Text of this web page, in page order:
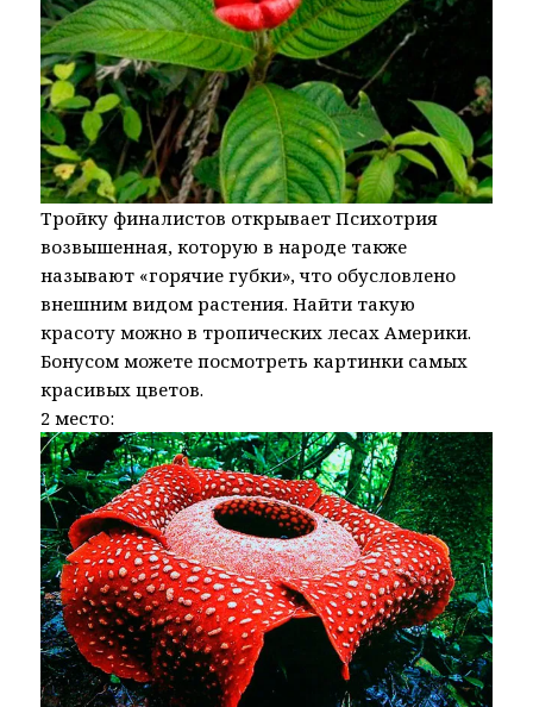
Тройку финалистов открывает Психотрия
возвышенная, которую в народе также
называют «горячие губки», что обусловлено
внешним видом растения. Найти такую
красоту можно в тропических лесах Америки.
Бонусом можете посмотреть картинки самых
красивых цветов.
2 место: